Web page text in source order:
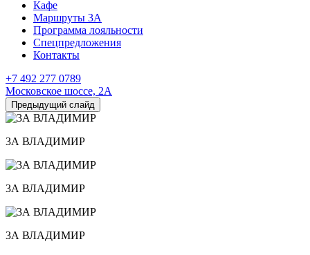
Кафе
Маршруты 3А
Программа лояльности
Спецпредложения
Контакты
+7 492 277 0789
Московское шоссе, 2А
Предыдущий слайд
3А ВЛАДИМИР
3А ВЛАДИМИР
3А ВЛАДИМИР